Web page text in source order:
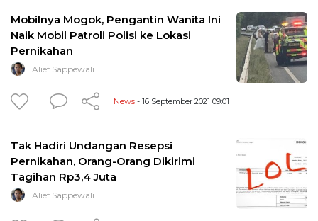
Mobilnya Mogok, Pengantin Wanita Ini
Naik Mobil Patroli Polisi ke Lokasi
Pernikahan
Alief Sappewali
News - 16 September 2021 09:01
Tak Hadiri Undangan Resepsi
Pernikahan, Orang-Orang Dikirimi
Tagihan Rp3,4 Juta
Alief Sappewali